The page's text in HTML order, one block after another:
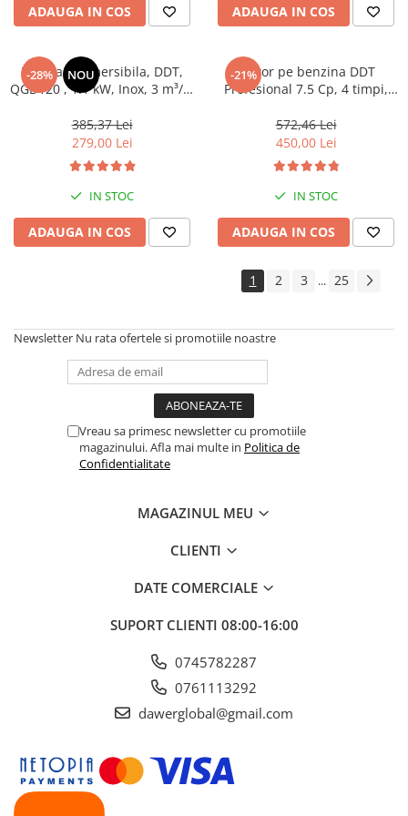
ADAUGA IN COS ADAUGA IN COS
-28% NOU
Pompa submersibila, DDT,
QGD120 , 1.1 kW, Inox, 3 m³/h,
385,37 Lei
279,00 Lei
IN STOC
ADAUGA IN COS
-21%
Motor pe benzina DDT
Profesional 7.5 Cp, 4 timpi,
inclusa
572,46 Lei
450,00 Lei
IN STOC
ADAUGA IN COS
1 2 3 ... 25
Newsletter Nu rata ofertele si promotiile noastre
Vreau sa primesc newsletter cu promotiile
magazinului. Afla mai multe in Politica de
Confidentialitate
MAGAZINUL MEU
CLIENTI
DATE COMERCIALE
SUPORT CLIENTI 08:00-16:00
0745782287
0761113292
dawerglobal@gmail.com